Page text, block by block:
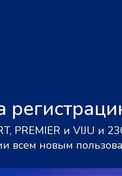
PREMIER и VIJU и
всем новым